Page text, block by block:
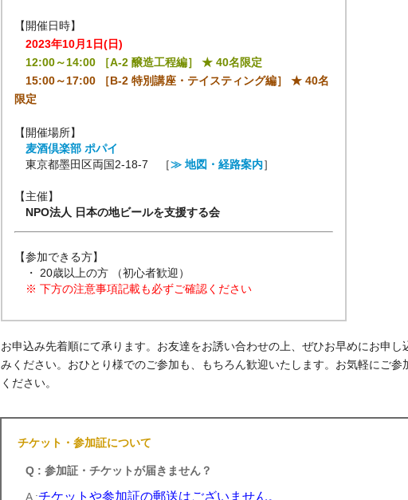
【開催日時】
2023年10月1日(日)
12:00～14:00 ［A-2 醸造工程編］ ★ 40名限定
15:00～17:00 ［B-2 特別講座・テイスティング編］ ★ 40名
限定
【開催場所】
麦酒倶楽部 ポパイ
東京都墨田区両国2-18-7 ［≫ 地図・経路案内］
【主催】
NPO法人 日本の地ビールを支援する会
【参加できる方】
・ 20歳以上の方 （初心者歓迎）
※ 下方の注意事項記載も必ずご確認ください
お申込み先着順にて承ります。お友達をお誘い合わせの上、ぜひお早めにお申し
みください。おひとり様でのご参加も、もちろん歓迎いたします。お気軽にご参
ください。
チケット・参加証について
Q : 参加証・チケットが届きません？
A :チケットや参加証の郵送はございません。